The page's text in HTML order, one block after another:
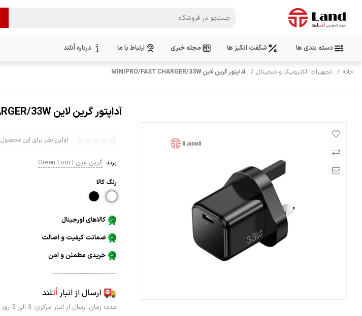
دسته بندی ها شگفت انگیز ها مجله خبری ارتباط با ما درباره اُتلند
خانه تجهیزات الکترونیک و دیجیتال آداپتور گرین لاین MINIPRO/FAST CHARGER/33W
آداپتور گرین لاین MINIPRO/FAST CHARGER/33W
اولین نظر برای این محصول
برند: گرین لاین | Green Lion
رنگ كالا
کالاهای اورجینال
ضمانت کیفیت و اصالت
خریدی مطمئن و امن
--------------------------------
ارسال از انباراُتلند
مدت زمان ارسال از انبار مرکزی: 3 الی 5 روز کاری